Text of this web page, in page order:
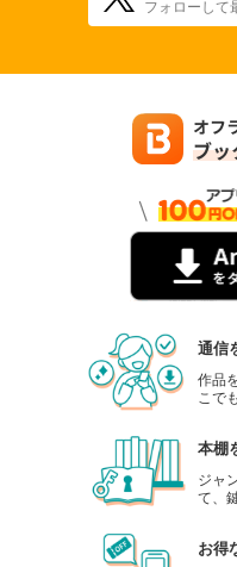
フォローして
通信
作品
こで
本棚
ジャ
て、
お得